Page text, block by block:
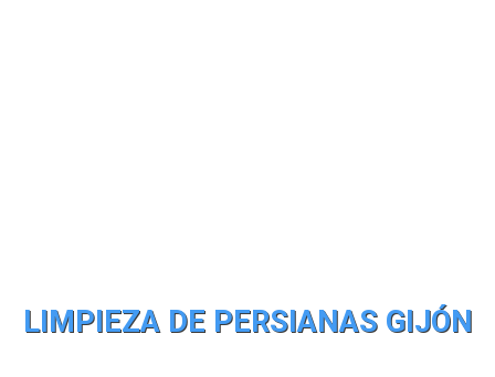
LIMPIEZA DE PERSIANAS GIJÓN